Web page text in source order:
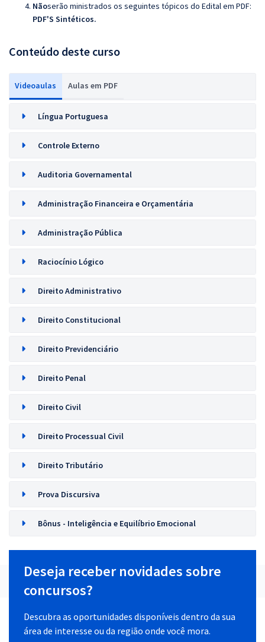
Nãoserão ministrados os seguintes tópicos do Edital em PDF:
PDF'S Sintéticos.
Conteúdo deste curso
Videoaulas Aulas em PDF
Língua Portuguesa
Controle Externo
Auditoria Governamental
Administração Financeira e Orçamentária
Administração Pública
Raciocínio Lógico
Direito Administrativo
Direito Constitucional
Direito Previdenciário
Direito Penal
Direito Civil
Direito Processual Civil
Direito Tributário
Prova Discursiva
Bônus - Inteligência e Equilíbrio Emocional
Deseja receber novidades sobre
concursos?
Descubra as oportunidades disponíveis dentro da sua
área de interesse ou da região onde você mora.